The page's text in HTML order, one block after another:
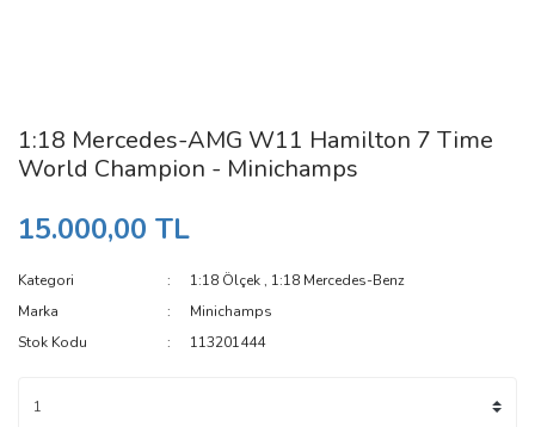
1:18 Mercedes-AMG W11 Hamilton 7 Time
World Champion - Minichamps
15.000,00 TL
Kategori 1:18 Ölçek , 1:18 Mercedes-Benz
Marka
Minichamps
Stok Kodu
113201444